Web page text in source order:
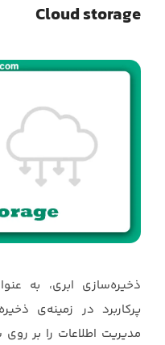
Cloud storage
ذخیره‌سازی ابری، به
پرکاربرد در زمینه‌ی
مدیریت اطلاعات را بر